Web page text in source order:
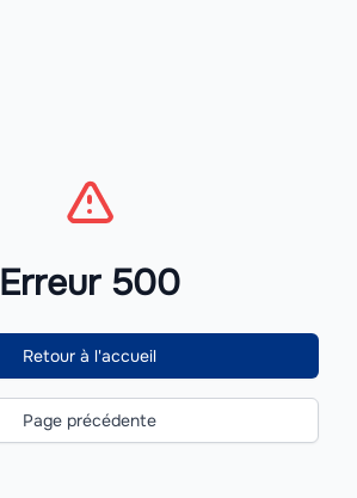
Erreur 500
Retour à l'accueil
Page précédente